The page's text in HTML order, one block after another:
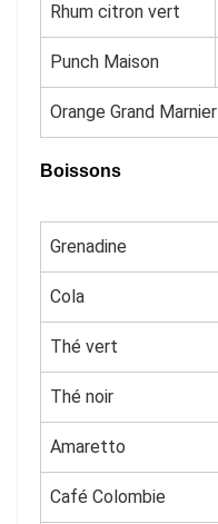
Rhum citron vert
Punch Maison
Orange Grand Marnier
Boissons
Grenadine
Cola
Thé vert
Thé noir
Amaretto
Café Colombie